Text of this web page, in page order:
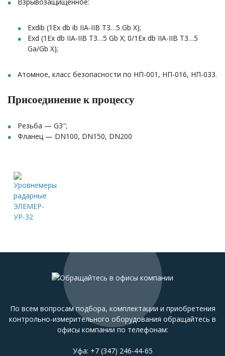
Взрывозащищенное:
Exdib (1Ex db ib IIA-IIВ T3…5 Gb X);
Exd (1Ex db IIA-IIВ T3…5 Gb X; 0/1Ex db IIA-IIВ T3…5
Ga/Gb X);
Атомное, класс безопасности по НП-001, НП-016, НП-033.
Присоединение к процессу
Резьба — G3″;
Фланец — DN100, DN150, DN200
По всем вопросам подбора, комплектации и приобретения
контрольно-измерительного оборудования обращайтесь в
офисы компании по телефонам:
Уфа: +7 (347) 246-44-65